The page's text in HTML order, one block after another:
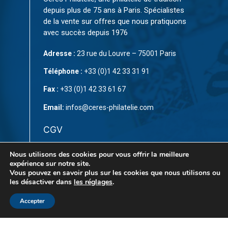
depuis plus de 75 ans à Paris. Spécialistes
de la vente sur offres que nous pratiquons
avec succès depuis 1976
Adresse : 23 rue du Louvre – 75001 Paris
Téléphone : +33 (0)1 42 33 31 91
Fax : +33 (0)1 42 33 61 67
Email: infos@ceres-philatelie.com
CGV
Mentions légales
Contact
© Copyright 2023 parCÉRÈS Philatélie. Tous droits
Nous utilisons des cookies pour vous offrir la meilleure
expérience sur notre site.
Vous pouvez en savoir plus sur les cookies que nous utilisons ou
les désactiver dans les réglages.
Accepter